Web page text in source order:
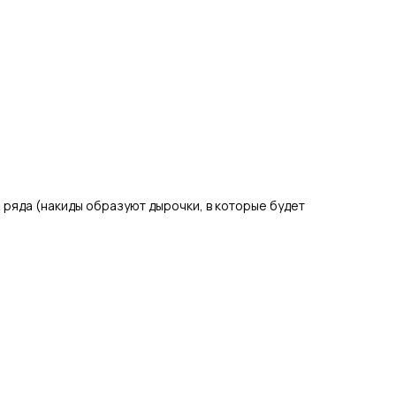
(накиды образуют дырочки, в которые будет